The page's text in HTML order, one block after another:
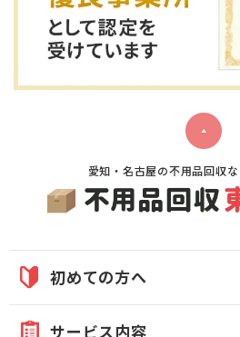
愛知・名古屋の不用品回収
初めての方へ
サービス内容